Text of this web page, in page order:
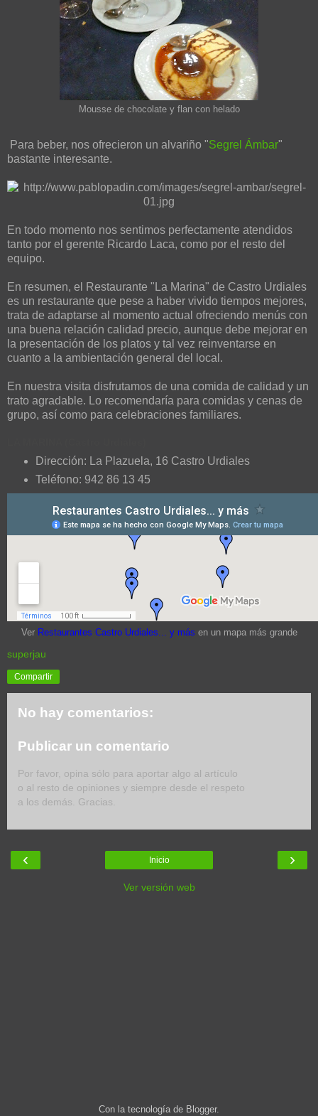
Mousse de chocolate y flan con helado
Para beber, nos ofrecieron un alvariño "Segrel Ámbar"
bastante interesante.
En todo momento nos sentimos perfectamente atendidos
tanto por el gerente Ricardo Laca, como por el resto del
equipo.
En resumen, el Restaurante "La Marina" de Castro Urdiales
es un restaurante que pese a haber vivido tiempos mejores,
trata de adaptarse al momento actual ofreciendo menús con
una buena relación calidad precio, aunque debe mejorar en
la presentación de los platos y tal vez reinventarse en
cuanto a la ambientación general del local.
En nuestra visita disfrutamos de una comida de calidad y un
trato agradable. Lo recomendaría para comidas y cenas de
grupo, así como para celebraciones familiares.
Dirección: La Plazuela, 16 Castro Urdiales
Teléfono: 942 86 13 45
Ver Restaurantes Castro Urdiales... y más en un mapa más grande
superjau
Compartir
No hay comentarios:
Publicar un comentario
Por favor, opina sólo para aportar algo al artículo
o al resto de opiniones y siempre desde el respeto
a los demás. Gracias.
‹ ›
Inicio
Ver versión web
Con la tecnología de Blogger.